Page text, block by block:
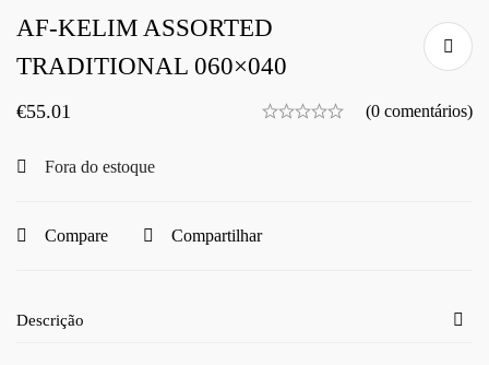
AF-KELIM ASSORTED
TRADITIONAL 060×040
€55.01 (0 comentários)
Fora do estoque
Compare Compartilhar
Descrição